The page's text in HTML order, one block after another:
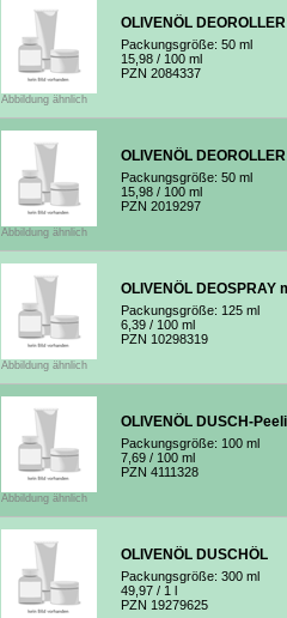
Abbildung ähnlich
OLIVENÖL
Packungsgröße: 50 ml
15,98 / 100 ml
PZN 2084337
Abbildung ähnlich
OLIVENÖL
Packungsgröße: 50 ml
15,98 / 100 ml
PZN 2019297
Abbildung ähnlich
OLIVENÖL
Packungsgröße: 125 ml
6,39 / 100 ml
PZN 10298319
Abbildung ähnlich
OLIVENÖL DUSCH-
Packungsgröße: 100 ml
7,69 / 100 ml
PZN 4111328
OLIVENÖL DUSCHÖL
Packungsgröße: 300 ml
49,97 / 1 l
PZN 19279625